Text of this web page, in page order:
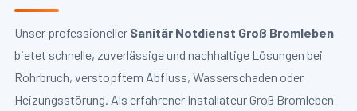
Unser professioneller Sanitär Notdienst Groß Bromleben
bietet schnelle, zuverlässige und nachhaltige Lösungen bei
Rohrbruch, verstopftem Abfluss, Wasserschaden oder
Heizungsstörung. Als erfahrener Installateur Groß Bromleben